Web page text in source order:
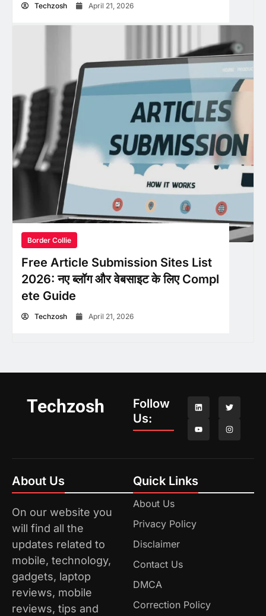
Techzosh April 21, 2026
Border Collie
Free Article Submission Sites List
2026: नए ब्लॉग और वेबसाइट के लिए Compl
ete Guide
Techzosh April 21, 2026
Techzosh
Follow
Us:
About Us
On our website you
will find all the
updates related to
mobile, technology,
gadgets, laptop
reviews, mobile
reviews, tips and
Quick Links
About Us
Privacy Policy
Disclaimer
Contact Us
DMCA
Correction Policy